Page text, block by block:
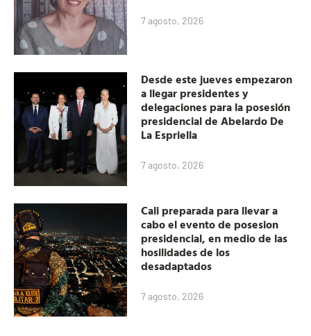
7 agosto, 2026
Desde este jueves empezaron
a llegar presidentes y
delegaciones para la posesión
presidencial de Abelardo De
La Espriella
7 agosto, 2026
Cali preparada para llevar a
cabo el evento de posesion
presidencial, en medio de las
hosilidades de los
desadaptados
7 agosto, 2026